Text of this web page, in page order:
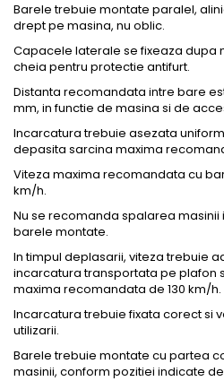
Barele trebuie montate paralel,
drept pe masina, nu oblic.
Capacele laterale se fixeaza dupa
cheia pentru protectie antifurt.
Distanta recomandata intre bare
mm, in functie de masina si de
Incarcatura trebuie asezata
depasita sarcina maxima
Viteza maxima recomandata cu
km/h.
Nu se recomanda spalarea
barele montate.
In timpul deplasarii, viteza trebuie
incarcatura transportata pe plafon
maxima recomandata de 130 km/h.
Incarcatura trebuie fixata corect si
utilizarii.
Barele trebuie montate cu partea
masinii, conform pozitiei indicate